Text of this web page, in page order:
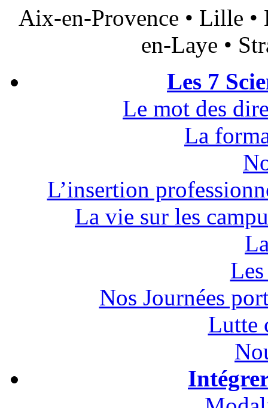
Aix-en-Provence • Lille •
en-Laye •
Les 7
Le mot des
La
L’insertion
La vie sur les
Nos Journées
Lutte